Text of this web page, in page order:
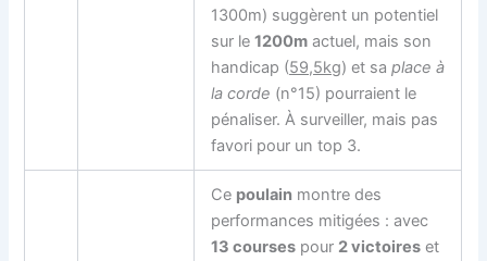
1300m) suggèrent un potentiel
sur le1200m actuel, mais son
handicap (59,5kg) et saplace à
la corde (n°15) pourraient le
pénaliser. À surveiller, mais pas
favori pour un top 3.
Ce poulain montre des
performances mitigées : avec
13 courses pour 2 victoires et